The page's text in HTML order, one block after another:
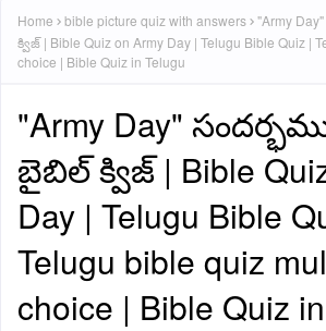
Home bible picture quiz with answers "Army
క్విజ్ | Bible Quiz on Army Day | Telugu Bible Quiz |
choice | Bible Quiz in Telugu
"Army Day"
బైబిల్ క్విజ్ | Bible
Day | Telugu Bible
Telugu bible quiz
choice | Bible Quiz